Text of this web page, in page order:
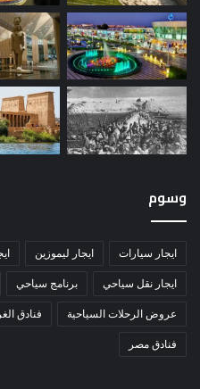
وسوم
ايجار سيارات ايجار ليموزين
ايجار نقل سياحي برنامج سياحي
عروض الرحلات السياحية فنادق
فنادق مصر